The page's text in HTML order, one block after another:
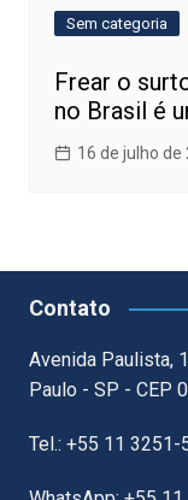
Sem categoria
Frear o
no Brasil é
16 de julho de
Contato
Avenida Paulista,
Paulo - SP - CEP
Tel.: +55 11 3251-